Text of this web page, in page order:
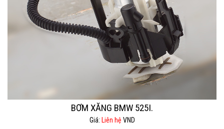
BƠM XĂNG BMW 525I.
Giá: Liên hệ VND